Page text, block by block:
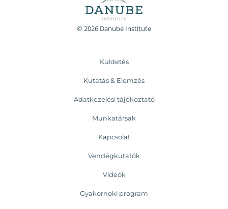
© 2026 Danube Institute
Küldetés
Kutatás & Elemzés
Adatkezelési tájékoztató
Munkatársak
Kapcsolat
Vendégkutatók
Videók
Gyakornoki program